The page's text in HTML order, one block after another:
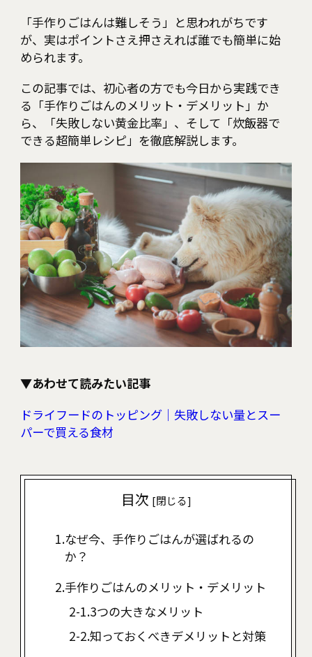
「手作りごはんは難しそう」と思われがちです
が、実はポイントさえ押さえれば誰でも簡単に始
められます。
この記事では、初心者の方でも今日から実践でき
る「手作りごはんのメリット・デメリット」か
ら、「失敗しない黄金比率」、そして「炊飯器で
できる超簡単レシピ」を徹底解説します。
▼あわせて読みたい記事
ドライフードのトッピング｜失敗しない量とスー
パーで買える食材
目次 [閉じる]
なぜ今、手作りごはんが選ばれるの
か？
手作りごはんのメリット・デメリット
3つの大きなメリット
知っておくべきデメリットと対策